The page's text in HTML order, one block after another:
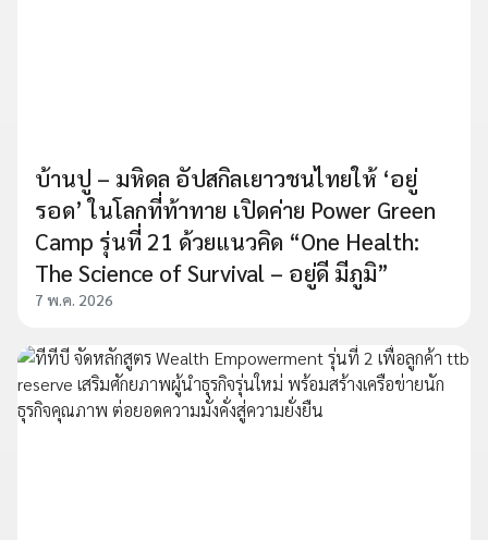
บ้านปู – มหิดล อัปสกิลเยาวชนไทยให้ ‘อยู่
รอด’ ในโลกที่ท้าทาย เปิดค่าย Power Green
Camp รุ่นที่ 21 ด้วยแนวคิด “One Health:
The Science of Survival – อยู่ดี มีภูมิ”
7 พ.ค. 2026